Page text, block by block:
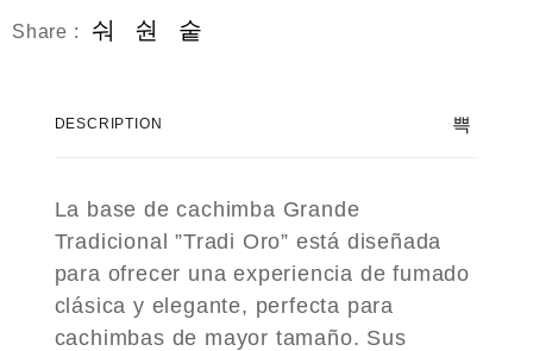
Share :
DESCRIPTION
La base de cachimba Grande
Tradicional ”Tradi Oro” está diseñada
para ofrecer una experiencia de fumado
clásica y elegante, perfecta para
cachimbas de mayor tamaño. Sus